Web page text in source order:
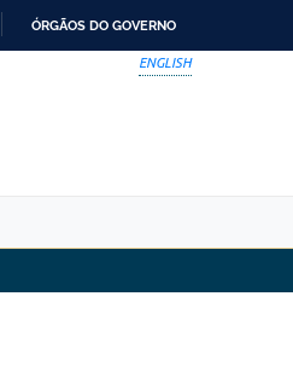
ÓRGÃOS DO GOVERNO
ENGLISH